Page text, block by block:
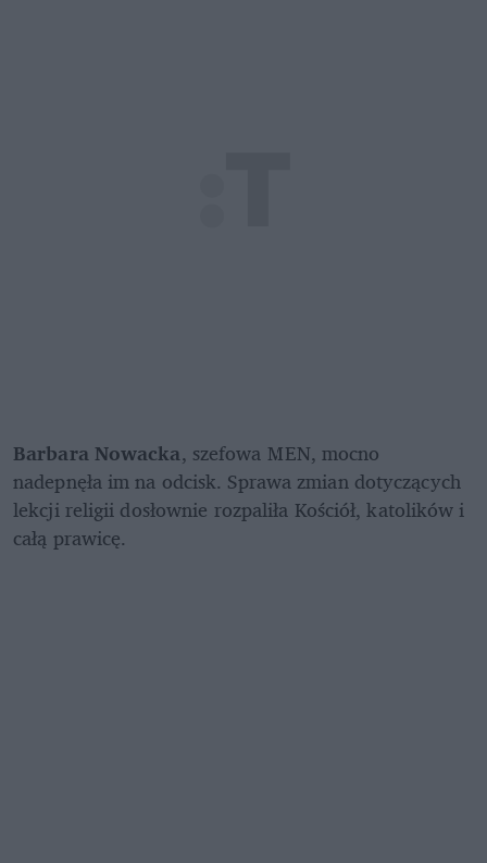
Barbara Nowacka, szefowa MEN, mocno
nadepnęła im na odcisk. Sprawa zmian dotyczących
lekcji religii dosłownie rozpaliła Kościół, katolików i
całą prawicę.